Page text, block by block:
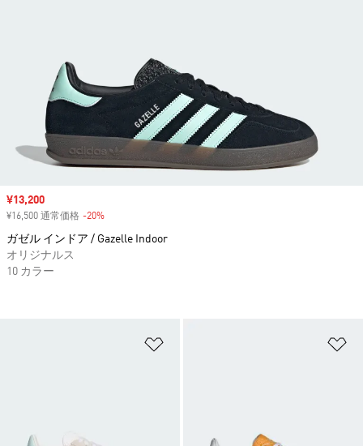
セール価格
¥13,200
¥16,500 通常価格 -20%
ガゼル インドア / Gazelle Indoor
オリジナルス
10 カラー